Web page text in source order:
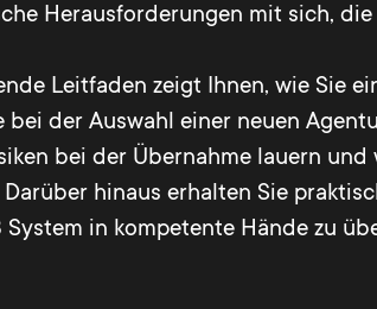
Herausforderungen mit sich,
Leitfaden zeigt Ihnen, wie Sie
bei der Auswahl einer neuen
bei der Übernahme lauern
hinaus erhalten Sie
System in kompetente Hände zu